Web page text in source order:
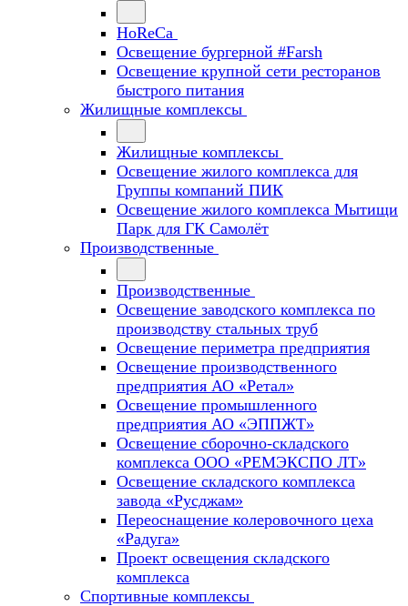
HoReCa
Освещение бургерной #Farsh
Освещение крупной сети ресторанов
быстрого питания
Жилищные комплексы
Жилищные комплексы
Освещение жилого комплекса для
Группы компаний ПИК
Освещение жилого комплекса Мытищи
Парк для ГК Самолёт
Производственные
Производственные
Освещение заводского комплекса по
производству стальных труб
Освещение периметра предприятия
Освещение производственного
предприятия АО «Ретал»
Освещение промышленного
предприятия АО «ЭППЖТ»
Освещение сборочно-складского
комплекса ООО «РЕМЭКСПО ЛТ»
Освещение складского комплекса
завода «Русджам»
Переоснащение колеровочного цеха
«Радуга»
Проект освещения складского
комплекса
Спортивные комплексы